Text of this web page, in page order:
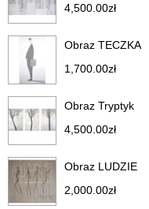
4,500.00zł
Obraz TECZKA
1,700.00zł
Obraz Tryptyk
4,500.00zł
Obraz LUDZIE
2,000.00zł